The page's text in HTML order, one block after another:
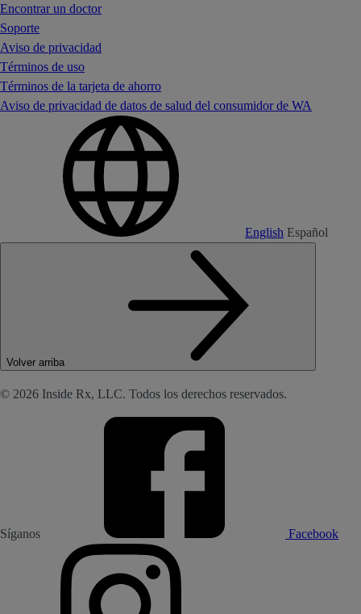
Encontrar un doctor
Soporte
Aviso de privacidad
Términos de uso
Términos de la tarjeta de ahorro
Aviso de privacidad de datos de salud del consumidor de WA
English Español
Volver arriba
© 2026 Inside Rx, LLC. Todos los derechos reservados.
Síganos Facebook